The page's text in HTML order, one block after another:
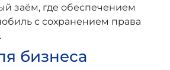
заём, где обеспечением
с сохранением права
бизнеса